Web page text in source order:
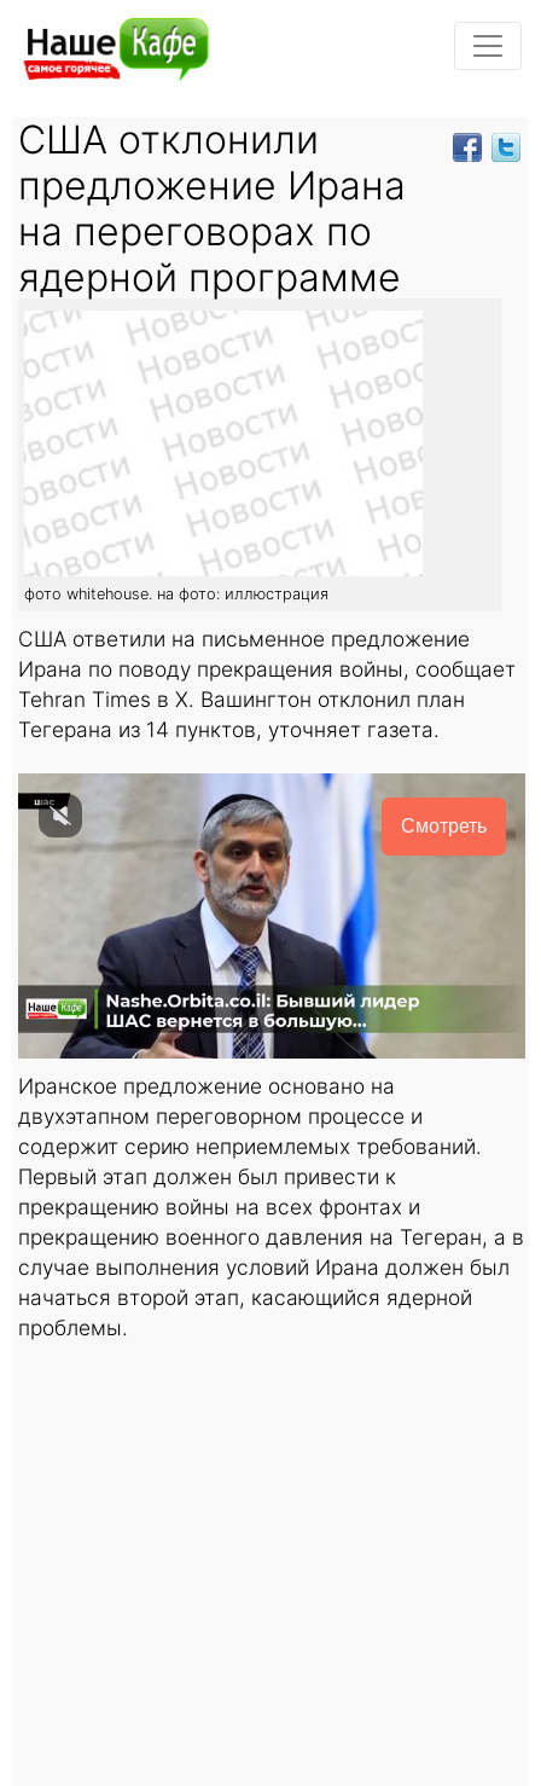
США отклонили
предложение Ирана
на переговорах по
ядерной программе
фото whitehouse. на фото: иллюстрация
США ответили на письменное предложение
Ирана по поводу прекращения войны, сообщает
Tehran Times в X. Вашингтон отклонил план
Тегерана из 14 пунктов, уточняет газета.
Смотреть
Иранское предложение основано на
двухэтапном переговорном процессе и
содержит серию неприемлемых требований.
Первый этап должен был привести к
прекращению войны на всех фронтах и
прекращению военного давления на Тегеран, а в
случае выполнения условий Ирана должен был
начаться второй этап, касающийся ядерной
проблемы.